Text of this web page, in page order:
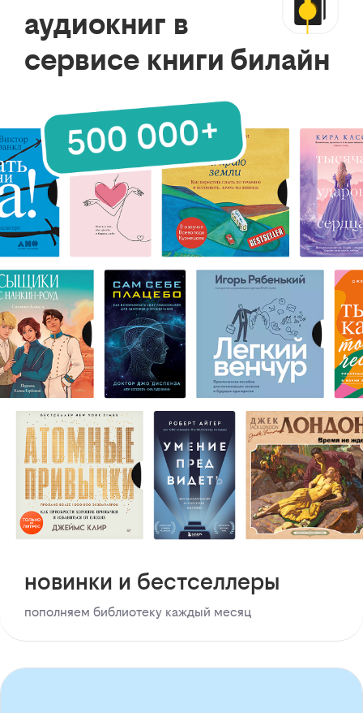
аудиокниг в
сервисе книги билайн
новинки и бестселлеры
пополняем библиотеку каждый месяц